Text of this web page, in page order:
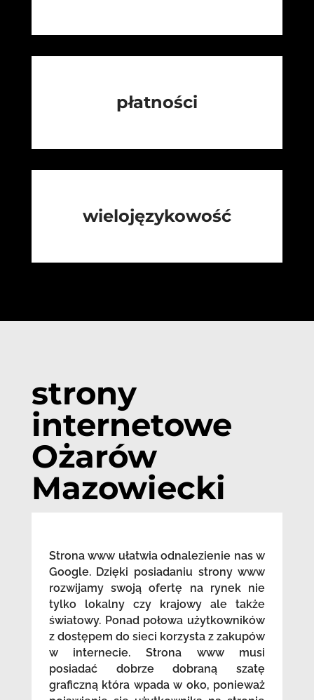
płatności
wielojęzykowość
strony
internetowe
Ożarów
Mazowiecki
Strona www ułatwia odnalezienie nas w
Google. Dzięki posiadaniu strony www
rozwijamy swoją ofertę na rynek nie
tylko lokalny czy krajowy ale także
światowy. Ponad połowa użytkowników
z dostępem do sieci korzysta z zakupów
w internecie. Strona www musi
posiadać dobrze dobraną szatę
graficzną która wpada w oko, ponieważ